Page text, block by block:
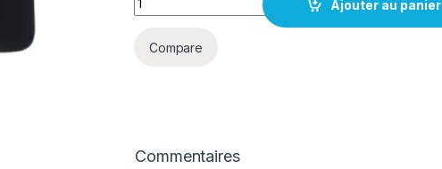
Ajouter au panier
Compare
Commentaires